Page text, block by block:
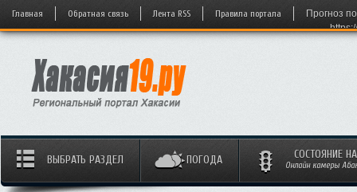
Главная Обратная связь Лента RSS Правила портала
Прогноз
ВЫБРАТЬ РАЗДЕЛ ПОГОДА СОСТОЯНИЕ
Онлайн камеры